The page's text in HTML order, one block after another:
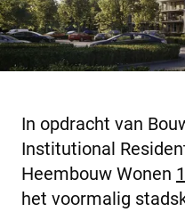
In opdracht van
Institutional
Heembouw Wonen
het voormalig